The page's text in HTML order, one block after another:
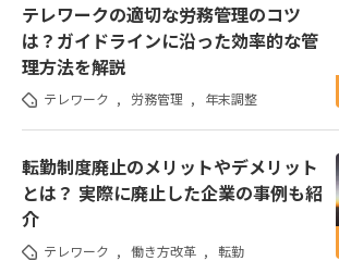
テレワークの適切な労務管理のコツ
は？ガイドラインに沿った効率的な管
理方法を解説
テレワーク , 労務管理 , 年末調整
転勤制度廃止のメリットやデメリット
とは？ 実際に廃止した企業の事例も紹
介
テレワーク , 働き方改革 , 転勤